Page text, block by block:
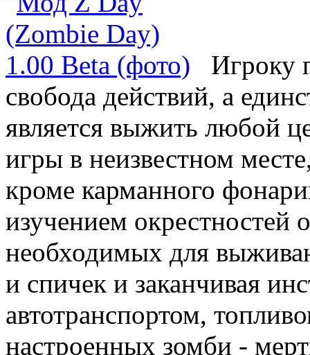
Игроку
свобода действий, а
является выжить любой
игры в неизвестном
кроме карманного
изучением окрестностей
необходимых для
и спичек и заканчивая
автотранспортом,
настроенных зомби -